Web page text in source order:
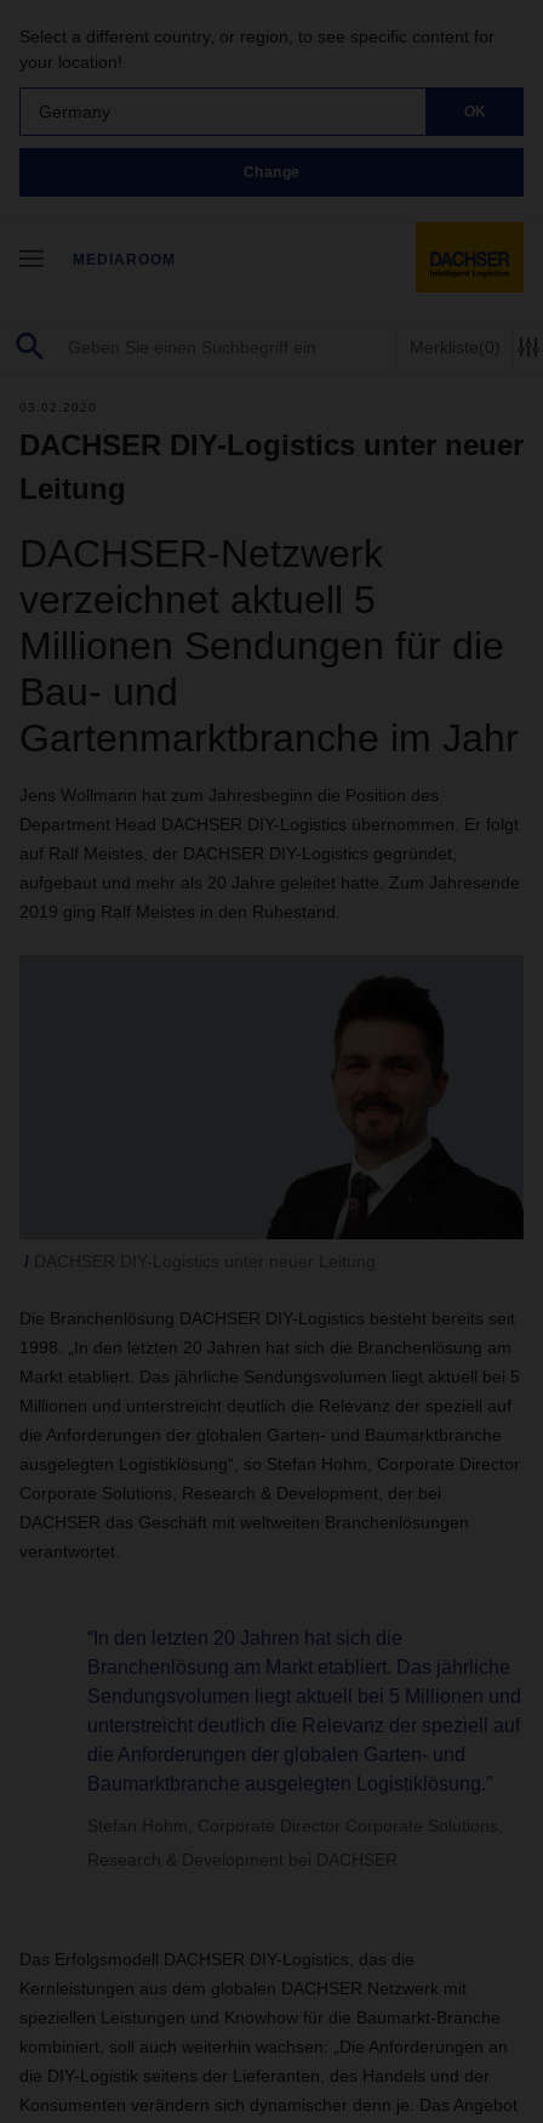
Select a different country, or region, to see specific content for
your location!
Germany OK
Change
MEDIAROOM
Merkliste(0)
03.02.2020
DACHSER DIY-Logistics unter neuer
Leitung
DACHSER-Netzwerk
verzeichnet aktuell 5
Millionen Sendungen für die
Bau- und
Gartenmarktbranche im Jahr
Jens Wollmann hat zum Jahresbeginn die Position des
Department Head DACHSER DIY-Logistics übernommen. Er folgt
auf Ralf Meistes, der DACHSER DIY-Logistics gegründet,
aufgebaut und mehr als 20 Jahre geleitet hatte. Zum Jahresende
2019 ging Ralf Meistes in den Ruhestand.
Die Branchenlösung DACHSER DIY-Logistics besteht bereits seit
1998. „In den letzten 20 Jahren hat sich die Branchenlösung am
Markt etabliert. Das jährliche Sendungsvolumen liegt aktuell bei 5
Millionen und unterstreicht deutlich die Relevanz der speziell auf
die Anforderungen der globalen Garten- und Baumarktbranche
ausgelegten Logistiklösung“, so Stefan Hohm, Corporate Director
Corporate Solutions, Research & Development, der bei
DACHSER das Geschäft mit weltweiten Branchenlösungen
verantwortet.
“In den letzten 20 Jahren hat sich die
Branchenlösung am Markt etabliert. Das jährliche
Sendungsvolumen liegt aktuell bei 5 Millionen und
unterstreicht deutlich die Relevanz der speziell auf
die Anforderungen der globalen Garten- und
Baumarktbranche ausgelegten Logistiklösung.”
Stefan Hohm, Corporate Director Corporate Solutions,
Research & Development bei DACHSER
Das Erfolgsmodell DACHSER DIY-Logistics, das die
Kernleistungen aus dem globalen DACHSER Netzwerk mit
speziellen Leistungen und Knowhow für die Baumarkt-Branche
kombiniert, soll auch weiterhin wachsen: „Die Anforderungen an
die DIY-Logistik seitens der Lieferanten, des Handels und der
Konsumenten verändern sich dynamischer denn je. Das Angebot